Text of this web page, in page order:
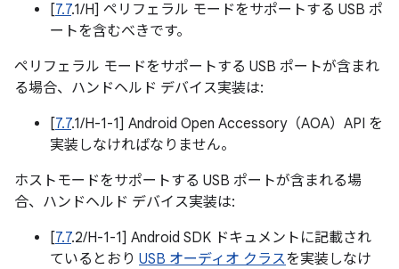
[7.7.1/H] ペリフェラル モードをサポートする USB ポ
ートを含むべきです。
ペリフェラル モードをサポートする USB ポートが含まれ
る場合、ハンドヘルド デバイス実装は:
[7.7.1/H-1-1] Android Open Accessory（AOA）API を
実装しなければなりません。
ホストモードをサポートする USB ポートが含まれる場
合、ハンドヘルド デバイス実装は:
[7.7.2/H-1-1] Android SDK ドキュメントに記載され
ているとおり USB オーディオ クラスを実装しなけ